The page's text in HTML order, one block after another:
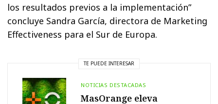
los resultados previos a la implementación”
concluye Sandra García, directora de Marketing
Effectiveness para el Sur de Europa.
TE PUEDE INTERESAR
NOTICIAS DESTACADAS
MasOrange eleva